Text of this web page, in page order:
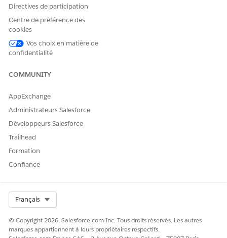
Directives de participation
Centre de préférence des
cookies
Vos choix en matière de
confidentialité
COMMUNITY
AppExchange
Administrateurs Salesforce
Développeurs Salesforce
Trailhead
Formation
Confiance
Français
© Copyright 2026, Salesforce.com Inc. Tous droits réservés. Les autres
marques appartiennent à leurs propriétaires respectifs.